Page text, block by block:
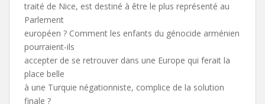
traité de Nice, est destiné à être le plus représenté au
Parlement
européen ? Comment les enfants du génocide arménien
pourraient-ils
accepter de se retrouver dans une Europe qui ferait la
place belle
à une Turquie négationniste, complice de la solution
finale ?